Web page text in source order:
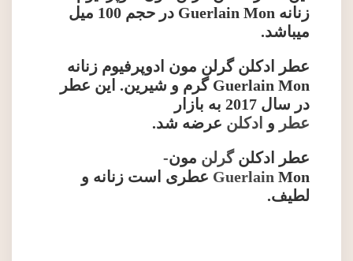
زنانه Guerlain Mon در حجم 100 میل
میباشد.
عطر ادکلن گرلن مون ادوپرفیوم زنانه
Guerlain Mon گرم و شیرین. این عطر
در سال 2017 به بازار
عطر و ادکلن عرضه شد.
عطر ادکلنگرلن مون-
Guerlain Mon
عطری است زنانه و
لطیف.